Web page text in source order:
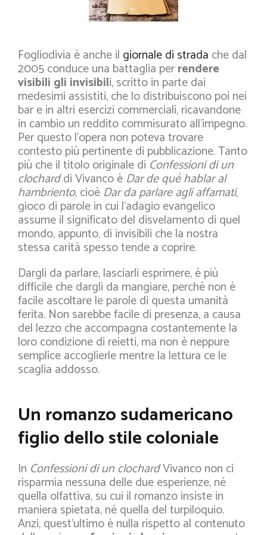
Fogliodivia è anche il giornale di strada che dal
2005 conduce una battaglia perrendere
visibili gli invisibili, scritto in parte dai
medesimi assistiti, che lo distribuiscono poi nei
bar e in altri esercizi commerciali, ricavandone
in cambio un reddito commisurato all’impegno.
Per questo l’opera non poteva trovare
contesto più pertinente di pubblicazione. Tanto
più che il titolo originale di Confessioni di un
clocharddi Vivanco è Dar de qué hablar al
hambriento, cioè Dar da parlare agli affamati,
gioco di parole in cui l’adagio evangelico
assume il significato del disvelamento di quel
mondo, appunto, di invisibili che la nostra
stessa carità spesso tende a coprire.
Dargli da parlare, lasciarli esprimere, è più
difficile che dargli da mangiare, perché non è
facile ascoltare le parole di questa umanità
ferita. Non sarebbe facile di presenza, a causa
del lezzo che accompagna costantemente la
loro condizione di reietti, ma non è neppure
semplice accoglierle mentre la lettura ce le
scaglia addosso.
Un romanzo sudamericano
figlio dello stile coloniale
In Confessioni di un clochardVivanco non ci
risparmia nessuna delle due esperienze, né
quella olfattiva, su cui il romanzo insiste in
maniera spietata, né quella del turpiloquio.
Anzi, quest’ultimo è nulla rispetto al contenuto